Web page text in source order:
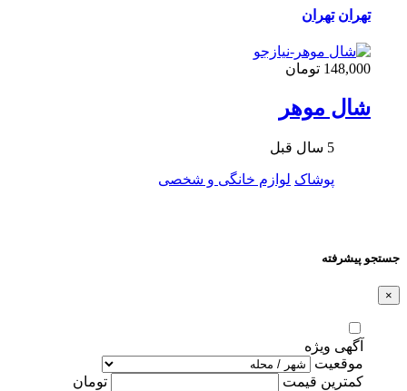
تهران تهران
148,000 تومان
شال موهر
5 سال قبل
پوشاک لوازم خانگی و شخصی
جستجو پیشرفته
×
آگهی ویژه
موقعیت
کمترین قیمت
تومان